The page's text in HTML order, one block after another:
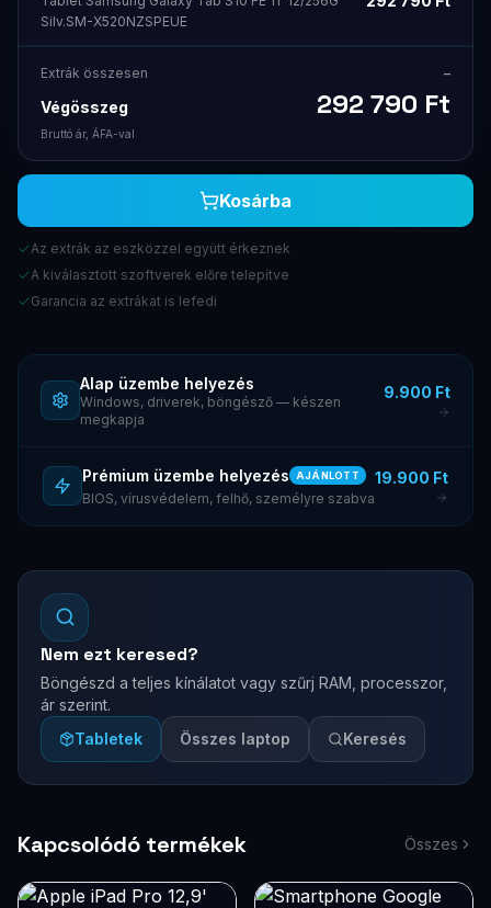
Silv.SM-X520NZSPEUE
Extrák összesen –
Végösszeg 292 790 Ft
Bruttó ár, ÁFA-val
Kosárba
Az extrák az eszközzel együtt érkeznek
A kiválasztott szoftverek előre telepítve
Garancia az extrákat is lefedi
Alap üzembe helyezés
Windows, driverek, böngésző — készen
megkapja
9.900 Ft
Prémium üzembe helyezés AJÁNLOTT
BIOS, vírusvédelem, felhő, személyre szabva
19.900 Ft
Nem ezt keresed?
Böngészd a teljes kínálatot vagy szűrj RAM, processzor,
ár szerint.
Tabletek
Összes laptop Keresés
Kapcsolódó termékek Összes